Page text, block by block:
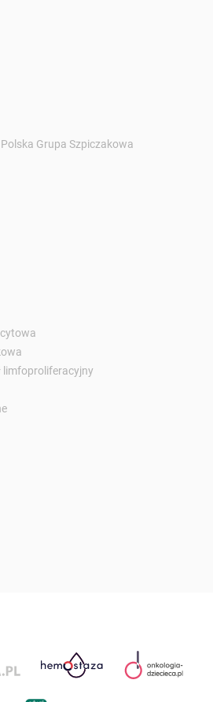
Grupa Szpiczakowa
limfoproliferacyjny